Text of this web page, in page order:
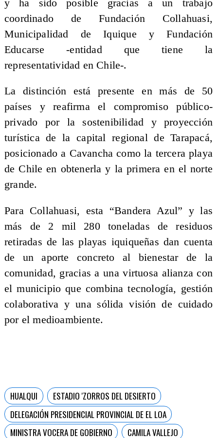
y ha sido posible gracias a un trabajo
coordinado de Fundación Collahuasi,
Municipalidad de Iquique y Fundación
Educarse -entidad que tiene la
representatividad en Chile-.
La distinción está presente en más de 50
países y reafirma el compromiso público-
privado por la sostenibilidad y proyección
turística de la capital regional de Tarapacá,
posicionado a Cavancha como la tercera playa
de Chile en obtenerla y la primera en el norte
grande.
Para Collahuasi, esta “Bandera Azul” y las
más de 2 mil 280 toneladas de residuos
retiradas de las playas iquiqueñas dan cuenta
de un aporte concreto al bienestar de la
comunidad, gracias a una virtuosa alianza con
el municipio que combina tecnología, gestión
colaborativa y una sólida visión de cuidado
por el medioambiente.
HUALQUI
ESTADIO 'ZORROS DEL DESIERTO
DELEGACIÓN PRESIDENCIAL PROVINCIAL DE EL LOA
MINISTRA VOCERA DE GOBIERNO
CAMILA VALLEJO